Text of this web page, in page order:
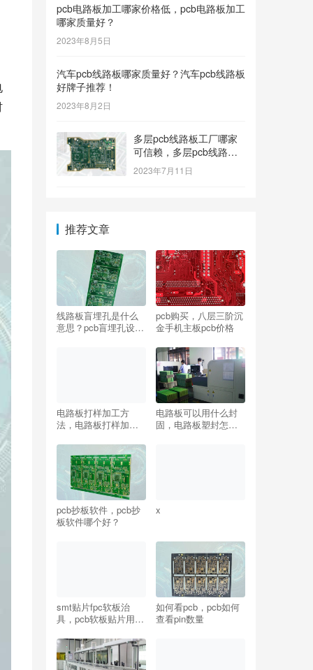
pcb电路板加工哪家价格低，pcb电路板加工
哪家质量好？
2023年8月5日
汽车pcb线路板哪家质量好？汽车pcb线路板
好牌子推荐！
2023年8月2日
多层pcb线路板工厂哪家
可信赖，多层pcb线路板
工厂哪个牌子质量好
2023年7月11日
推荐文章
线路板盲埋孔是什么
意思？pcb盲埋孔设计
pcb购买，八层三阶沉
金手机主板pcb价格
电路板打样加工方
法，电路板打样加工
电路板可以用什么封
固，电路板塑封怎么
pcb抄板软件，pcb抄
板软件哪个好？
x
smt贴片fpc软板治
具，pcb软板贴片用什
如何看pcb，pcb如何
查看pin数量